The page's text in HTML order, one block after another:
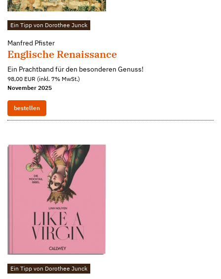
Ein Tipp von Dorothee Junck
Manfred Pfister
Englische Renaissance
Ein Prachtband für den besonderen Genuss!
98,00 EUR (inkl. 7% MwSt.)
November 2025
bestellen
Ein Tipp von Dorothee Junck